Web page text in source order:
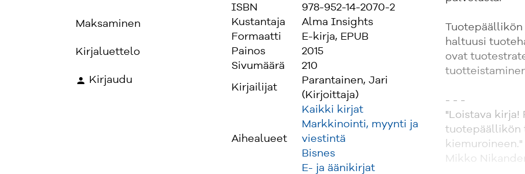
Maksaminen
Kirjaluettelo
Kirjaudu
ISBN
978-952-14-2070-2
Kustantaja
Alma Insights
Formaatti
E-kirja, EPUB
Painos
2015
Sivumäärä
210
Kirjailijat
Parantainen, Jari
(Kirjoittaja)
Aihealueet
Kaikki kirjat
Markkinointi, myynti ja
viestintä
Bisnes
E- ja äänikirjat
haltuusi
ovat
- - -
"Loistava kirja!
tuotepäällikön
kiemuroineen."
Mikko